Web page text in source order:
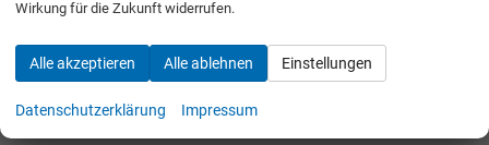
24.440,– €
Wirkung für die Zukunft widerrufen.
Alle akzeptieren Alle ablehnen Einstellungen
Datenschutzerklärung Impressum